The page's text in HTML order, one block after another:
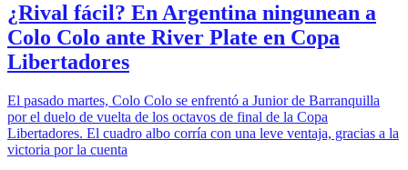
¿Rival fácil? En Argentina ningunean a
Colo Colo ante River Plate en Copa
Libertadores
El pasado martes, Colo Colo se enfrentó a Junior de Barranquilla
por el duelo de vuelta de los octavos de final de la Copa
Libertadores. El cuadro albo corría con una leve ventaja, gracias a la
victoria por la cuenta